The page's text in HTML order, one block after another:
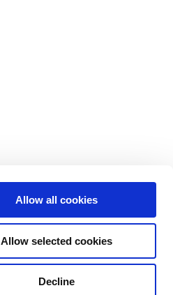
Allow all cookies
Allow selected cookies
Decline